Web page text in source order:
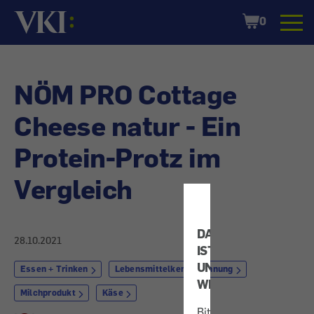
DATENSCHUTZ
IST
UNS
WICHTIG!
Startseite
Shopping
Cart
0
NÖM PRO Cottage
Cheese natur - Ein
Protein-Protz im
Vergleich
28.10.2021
Essen + Trinken Lebensmittelkennzeichnung
Milchprodukt Käse